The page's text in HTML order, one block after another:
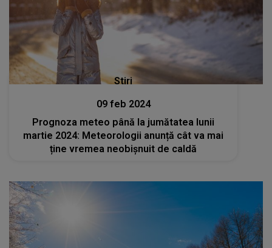
Stiri
09 feb 2024
Prognoza meteo până la jumătatea lunii
martie 2024: Meteorologii anunță cât va mai
ține vremea neobișnuit de caldă